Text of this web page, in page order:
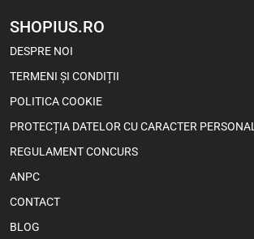
SHOPIUS.RO
DESPRE NOI
TERMENI ȘI CONDIȚII
POLITICA COOKIE
PROTECȚIA DATELOR CU CARACTER PERSONAL
REGULAMENT CONCURS
ANPC
CONTACT
BLOG